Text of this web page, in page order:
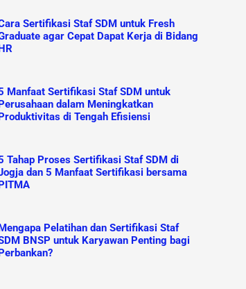
Sertifikasi Staf SDM untuk Fresh
agar Cepat Dapat Kerja di Bidang
HR
Manfaat Sertifikasi Staf SDM untuk
Perusahaan dalam Meningkatkan
Produktivitas di Tengah Efisiensi
Tahap Proses Sertifikasi Staf SDM di
dan 5 Manfaat Sertifikasi bersama
PITMA
Mengapa Pelatihan dan Sertifikasi Staf
BNSP untuk Karyawan Penting bagi
Perbankan?